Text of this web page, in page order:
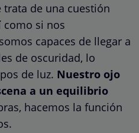
trata de una cuestión
como si nos
capaces de llegar a
de oscuridad, lo
de luz. Nuestro ojo
a un equilibrio
hacemos la función